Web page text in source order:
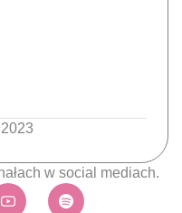
w social mediach.